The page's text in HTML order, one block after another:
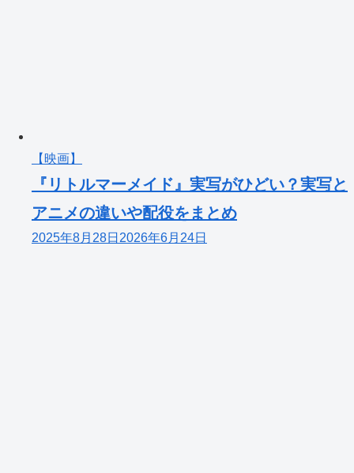
【映画】
『リトルマーメイド』実写がひどい？実写と
アニメの違いや配役をまとめ
2025年8月28日 2026年6月24日